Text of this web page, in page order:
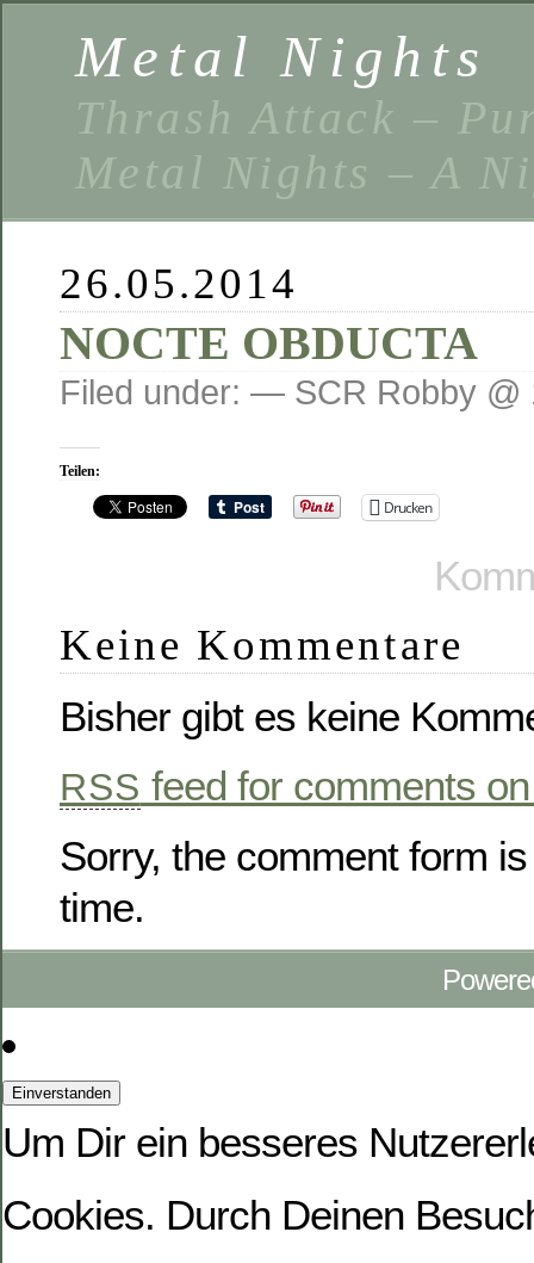
Metal Nights
Thrash Attack –
Metal Nights – A
26.05.2014
NOCTE OBDUCTA
Filed under: — SCR Robby @
Teilen:
Drucken
Keine Kommentare
Bisher gibt es keine
RSS feed for comments
Sorry, the comment form
time.
Um Dir ein besseres
Cookies. Durch Deinen